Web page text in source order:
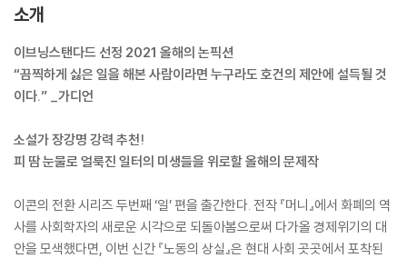
소개
이브닝스탠다드 선정 2021 올해의 논픽션
“끔찍하게 싫은 일을 해본 사람이라면 누구라도 호건의 제안에 설득될 것
이다.” _가디언
소설가 장강명 강력 추천!
피 땀 눈물로 얼룩진 일터의 미생들을 위로할 올해의 문제작
이콘의 전환 시리즈 두번째 ‘일’ 편을 출간한다. 전작 『머니』에서 화폐의 역
사를 사회학자의 새로운 시각으로 되돌아봄으로써 다가올 경제위기의 대
안을 모색했다면, 이번 신간 『노동의 상실』은 현대 사회 곳곳에서 포착된